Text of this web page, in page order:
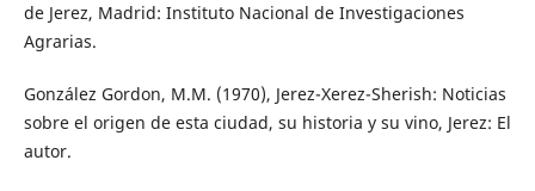
de Jerez, Madrid: Instituto Nacional de Investigaciones
Agrarias.
González Gordon, M.M. (1970), Jerez-Xerez-Sherish: Noticias
sobre el origen de esta ciudad, su historia y su vino, Jerez: El
autor.